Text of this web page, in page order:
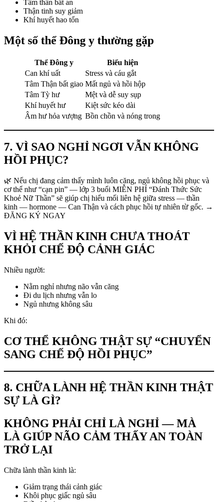
Tâm thần bất an
Thận tinh suy giảm
Khí huyết hao tổn
Một số thể Đông y thường gặp
Thể Đông y
Biểu hiện
Can khí uất
Stress và cáu gắt
Tâm Thận bất giao Mất ngủ và hồi hộp
Tâm Tỳ hư
Mệt và dễ suy sụp
Khí huyết hư
Kiệt sức kéo dài
Âm hư hỏa vượng Bồn chồn và nóng trong
7. VÌ SAO NGHỈ NGƠI VẪN KHÔNG
HỒI PHỤC?
🌿 Nếu chị đang cảm thấy mình luôn căng, ngủ không hồi phục và
cơ thể như “cạn pin” — lớp 3 buổi MIỄN PHÍ “Đánh Thức Sức
Khoẻ Nữ Thần” sẽ giúp chị hiểu mối liên hệ giữa stress — thần
kinh — hormone — Can Thận và cách phục hồi tự nhiên từ gốc. →
ĐĂNG KÝ NGAY
VÌ HỆ THẦN KINH CHƯA THOÁT
KHỎI CHẾ ĐỘ CẢNH GIÁC
Nhiều người:
Nằm nghỉ nhưng não vẫn căng
Đi du lịch nhưng vẫn lo
Ngủ nhưng không sâu
Khi đó:
CƠ THỂ KHÔNG THẬT SỰ “CHUYỂN
SANG CHẾ ĐỘ HỒI PHỤC”
8. CHỮA LÀNH HỆ THẦN KINH THẬT
SỰ LÀ GÌ?
KHÔNG PHẢI CHỈ LÀ NGHỈ — MÀ
LÀ GIÚP NÃO CẢM THẤY AN TOÀN
TRỞ LẠI
Chữa lành thần kinh là:
Giảm trạng thái cảnh giác
Khôi phục giấc ngủ sâu